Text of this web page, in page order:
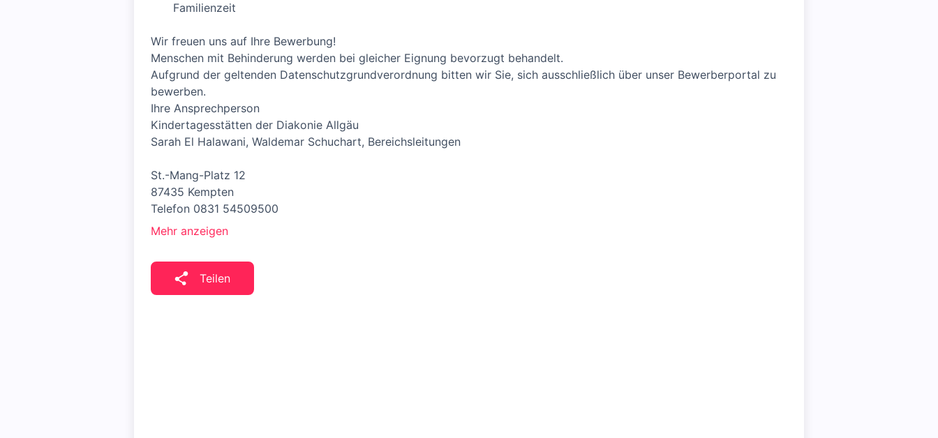
Familienzeit
Wir freuen uns auf Ihre Bewerbung!
Menschen mit Behinderung werden bei gleicher Eignung bevorzugt behandelt.
Aufgrund der geltenden Datenschutzgrundverordnung bitten wir Sie, sich ausschließlich über unser Bewerberportal zu
bewerben.
Ihre Ansprechperson
Kindertagesstätten der Diakonie Allgäu
Sarah El Halawani, Waldemar Schuchart, Bereichsleitungen
St.-Mang-Platz 12
87435 Kempten
Telefon 0831 54509500
Mehr anzeigen
Teilen